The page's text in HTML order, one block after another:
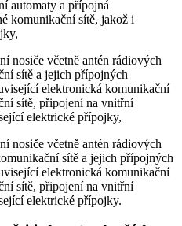
automaty a přípojná
komunikační sítě, jakož i
nosiče včetně antén rádiových
sítě a jejich přípojných
elektronická komunikační
sítě, připojení na vnitřní
elektrické přípojky,
nosiče včetně antén rádiových
sítě a jejich přípojných
elektronická komunikační
sítě, připojení na vnitřní
elektrické přípojky.